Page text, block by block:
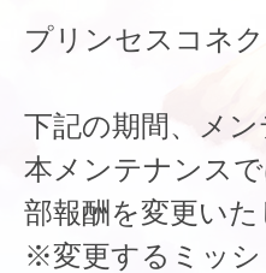
プリンセスコネ
下記の期間、メ
本メンテナンス
部報酬を変更いた
※変更するミッ